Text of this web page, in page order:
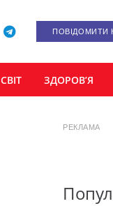
ПОВІДОМИТИ
СВІТ ЗДОРОВ’Я
РЕКЛАМА